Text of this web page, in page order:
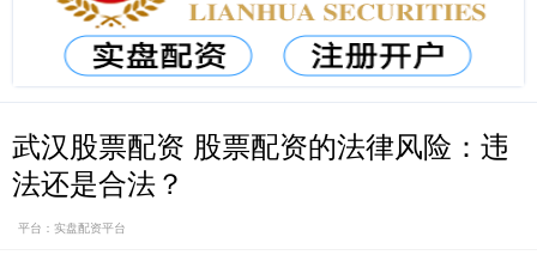
武汉股票配资 股票配资的法律风险：违
法还是合法？
平台：实盘配资平台